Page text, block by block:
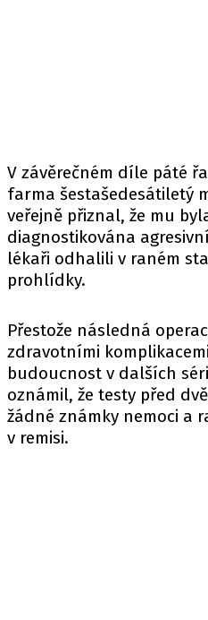
V závěrečném díle páté
farma šestašedesátiletý
veřejně přiznal, že mu
diagnostikována
lékaři odhalili v raném
prohlídky.
Přestože následná
zdravotními
budoucnost v dalších
oznámil, že testy před
žádné známky nemoci a
v remisi.